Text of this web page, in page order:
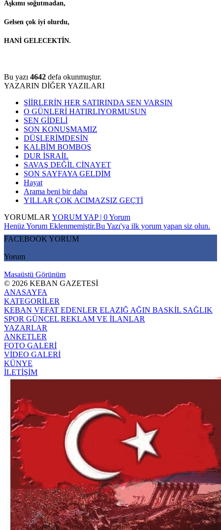
Aşkımı soğutmadan,
Gelsen çok iyi olurdu,
HANİ GELECEKTİN.
Bu yazı 4642 defa okunmuştur.
YAZARIN DİĞER YAZILARI
ŞİİRLERİN HER SATIRINDA SEN VARSIN
O GÜNLERİ HATIRLIYORMUSUN
SEN GİDELİ
SON KONUŞMAMIZ
DÜŞLERİMDESİN
KALBİM BOMBOŞ
DUR İSRAİL
SAVAŞ DEĞİL CİNAYET
SON SAYFAYA GELDİM
Hayat
Arama beni bir daha
YILLAR ÇOK ACIMAZSIZ GEÇTİ
YORUMLAR YORUM YAP | 0 Yorum
Henüz Yorum Eklenmemiştir.Bu Yazı'ya ilk yorum yapan siz olun.
FACEBOOK YORUM
Yorum
Masaüstü Görünüm
© 2026 KEBAN GAZETESİ
ANASAYFA
KATEGORİLER
KEBAN VEFAT EDENLER ELAZIĞ AĞIN BASKİL SAĞLIK
SPOR GÜNCEL REKLAM VE İLANLAR
YAZARLAR
ANKETLER
FOTO GALERİ
VİDEO GALERİ
KÜNYE
İLETİŞİM